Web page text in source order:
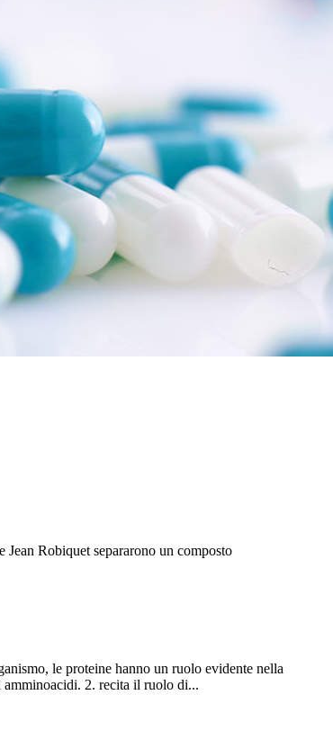
Robiquet separarono un composto
le proteine ​​hanno un ruolo evidente nella
amminoacidi. 2. recita il ruolo di...